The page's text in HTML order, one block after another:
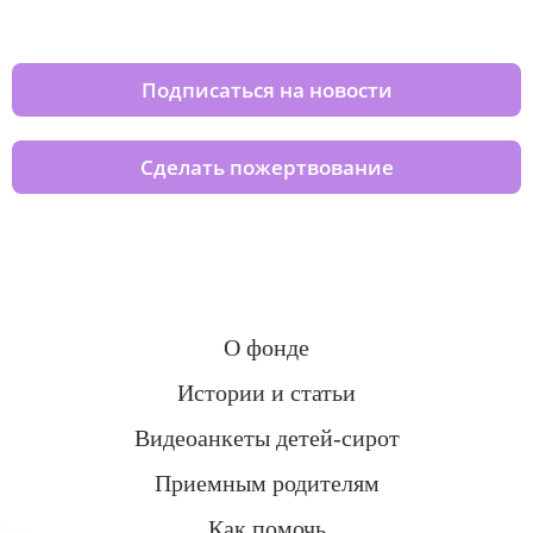
Подписаться на новости
Сделать пожертвование
О фонде
Истории и статьи
Видеоанкеты детей-сирот
Приемным родителям